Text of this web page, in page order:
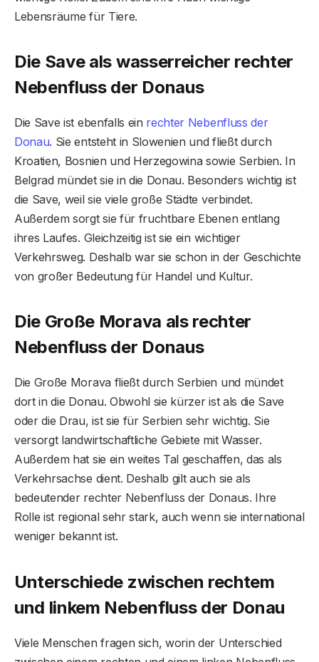
Lebensräume für Tiere.
Die Save als wasserreicher rechter
Nebenfluss der Donaus
Die Save ist ebenfalls ein rechter Nebenfluss der
Donau. Sie entsteht in Slowenien und fließt durch
Kroatien, Bosnien und Herzegowina sowie Serbien. In
Belgrad mündet sie in die Donau. Besonders wichtig ist
die Save, weil sie viele große Städte verbindet.
Außerdem sorgt sie für fruchtbare Ebenen entlang
ihres Laufes. Gleichzeitig ist sie ein wichtiger
Verkehrsweg. Deshalb war sie schon in der Geschichte
von großer Bedeutung für Handel und Kultur.
Die Große Morava als rechter
Nebenfluss der Donaus
Die Große Morava fließt durch Serbien und mündet
dort in die Donau. Obwohl sie kürzer ist als die Save
oder die Drau, ist sie für Serbien sehr wichtig. Sie
versorgt landwirtschaftliche Gebiete mit Wasser.
Außerdem hat sie ein weites Tal geschaffen, das als
Verkehrsachse dient. Deshalb gilt auch sie als
bedeutender rechter Nebenfluss der Donaus. Ihre
Rolle ist regional sehr stark, auch wenn sie international
weniger bekannt ist.
Unterschiede zwischen rechtem
und linkem Nebenfluss der Donau
Viele Menschen fragen sich, worin der Unterschied